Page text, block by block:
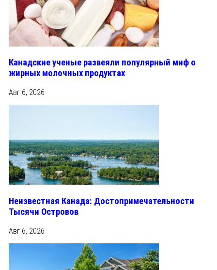
Канадские ученые развеяли популярный миф о
жирных молочных продуктах
Авг 6, 2026
Неизвестная Канада: Достопримечательности
Тысячи Островов
Авг 6, 2026